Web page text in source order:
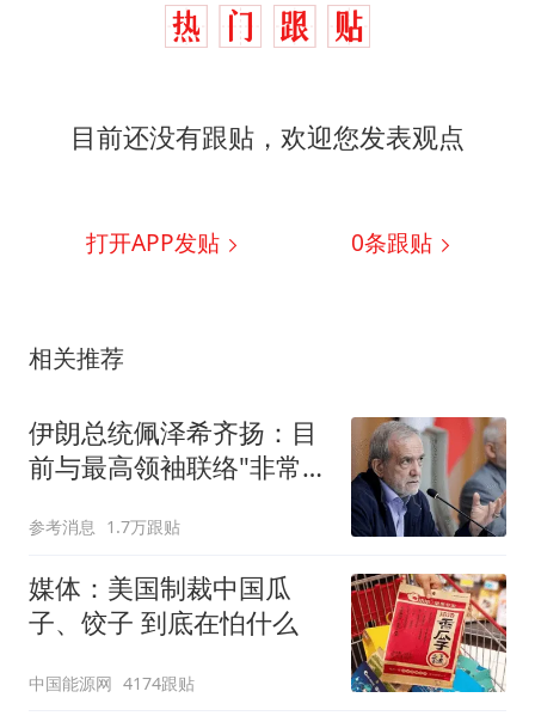
目前还没有跟贴，欢迎您发表观点
打开APP发贴 0条跟贴
相关推荐
伊朗总统佩泽希齐扬：目
前与最高领袖联络"非常困
参考消息 1.7万跟贴
媒体：美国制裁中国瓜
子、饺子 到底在怕什么
中国能源网 4174跟贴